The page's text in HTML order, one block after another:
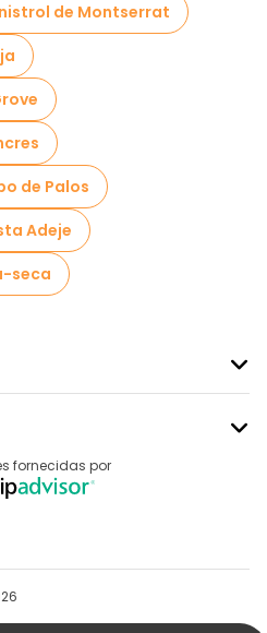
de Montserrat
de Palos
Adeje
seca
fornecidas por